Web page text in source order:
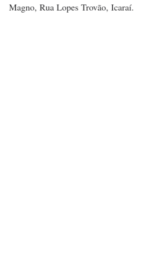
Magno, Rua Lopes Trovão, Icaraí.